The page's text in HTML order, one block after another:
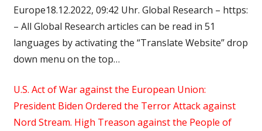
Europe18.12.2022, 09:42 Uhr. Global Research – https:
– All Global Research articles can be read in 51
languages by activating the “Translate Website” drop
down menu on the top…
U.S. Act of War against the European Union:
President Biden Ordered the Terror Attack against
Nord Stream. High Treason against the People of